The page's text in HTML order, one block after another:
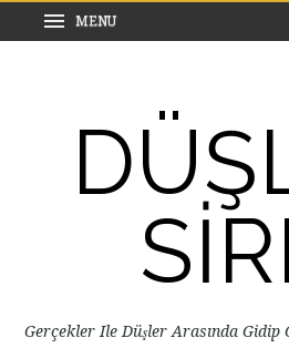
Gerçekler Ile Düşler Arasında Gidip